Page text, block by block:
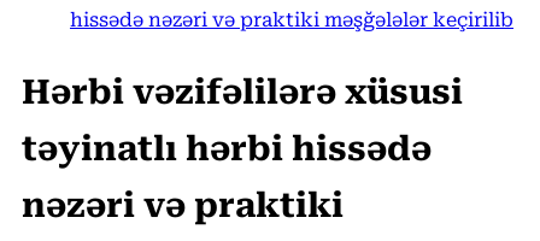
hissədə nəzəri və praktiki məşğələlər keçirilib
Hərbi vəzifəlilərə xüsusi
təyinatlı hərbi hissədə
nəzəri və praktiki